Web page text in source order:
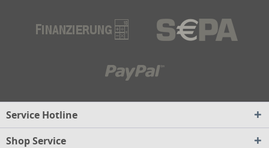
Service Hotline
Shop Service